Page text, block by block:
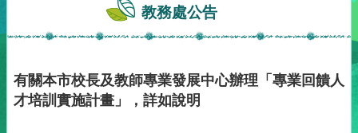
教務處公告
有關本市校長及教師專業發展中心辦理「專業回饋人
才培訓實施計畫」，詳如說明